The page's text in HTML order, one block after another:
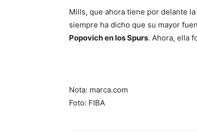
Mills, que ahora tiene por delante
siempre ha dicho que su mayor
Popovich en los Spurs. Ahora, ella
Nota: marca.com
Foto: FIBA